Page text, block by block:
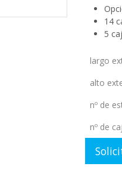
14
5
largo
alto
nº de
nº de